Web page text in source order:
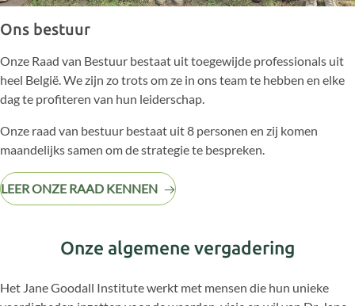
Ons bestuur
Onze Raad van Bestuur bestaat uit toegewijde professionals uit
heel België. We zijn zo trots om ze in ons team te hebben en elke
dag te profiteren van hun leiderschap.
Onze raad van bestuur bestaat uit 8 personen en zij komen
maandelijks samen om de strategie te bespreken.
LEER ONZE RAAD KENNEN
Onze algemene vergadering
Het Jane Goodall Institute werkt met mensen die hun unieke